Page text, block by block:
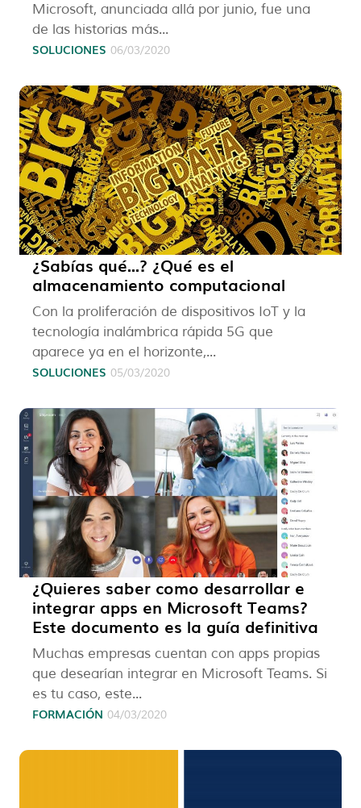
Microsoft, anunciada allá por junio, fue una
de las historias más...
SOLUCIONES 06/03/2020
¿Sabías qué...? ¿Qué es el
almacenamiento computacional
Con la proliferación de dispositivos IoT y la
tecnología inalámbrica rápida 5G que
aparece ya en el horizonte,...
SOLUCIONES 05/03/2020
¿Quieres saber como desarrollar e
integrar apps en Microsoft Teams?
Este documento es la guía definitiva
Muchas empresas cuentan con apps propias
que desearían integrar en Microsoft Teams. Si
es tu caso, este...
FORMACIÓN 04/03/2020